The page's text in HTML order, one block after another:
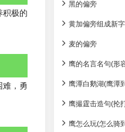
积极的
难，勇
黑的偏旁
黄加偏旁组成新字
麦的偏旁
鹰的名言名句(形
鹰潭白鹅湖(鹰潭
鹰撮霆击造句(抡
鹰怎么玩(怎么骑